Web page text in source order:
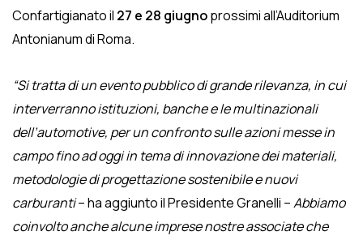
Confartigianato il 27 e 28 giugnoprossimi all’Auditorium
Antonianum di Roma.
“Si tratta di un evento pubblico di grande rilevanza, in cui
interverranno istituzioni, banche e le multinazionali
dell’automotive, per un confronto sulle azioni messe in
campo fino ad oggi in tema di innovazione dei materiali,
metodologie di progettazione sostenibile e nuovi
carburanti– ha aggiunto il Presidente Granelli –Abbiamo
coinvolto anche alcune imprese nostre associate che